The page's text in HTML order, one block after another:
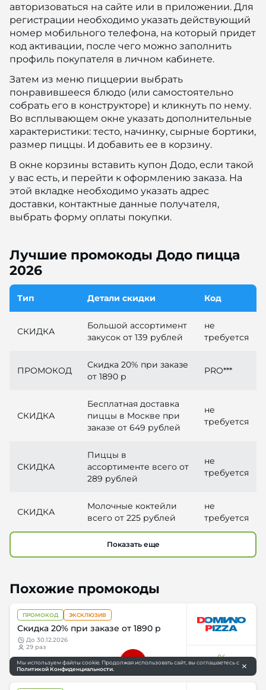
авторизоваться на сайте или в приложении. Для
регистрации необходимо указать действующий
номер мобильного телефона, на который придет
код активации, после чего можно заполнить
профиль покупателя в личном кабинете.
Затем из меню пиццерии выбрать
понравившееся блюдо (или самостоятельно
собрать его в конструкторе) и кликнуть по нему.
Во всплывающем окне указать дополнительные
характеристики: тесто, начинку, сырные бортики,
размер пиццы. И добавить ее в корзину.
В окне корзины вставить купон Додо, если такой
у вас есть, и перейти к оформлению заказа. На
этой вкладке необходимо указать адрес
доставки, контактные данные получателя,
выбрать форму оплаты покупки.
Лучшие промокоды Додо пицца
2026
Тип Детали скидки Код
СКИДКА
Большой ассортимент
закусок от 139 рублей
не
требуется
ПРОМОКОД
Скидка 20% при заказе
от 1890 р
PRO***
СКИДКА
Бесплатная доставка
пиццы в Москве при
заказе от 649 рублей
не
требуется
СКИДКА
Пиццы в
ассортименте всего от
289 рублей
не
требуется
СКИДКА
Молочные коктейли
всего от 225 рублей
не
требуется
Показать еще
Похожие промокоды
%
ПРОМОКОД ЭКСКЛЮЗИВ
Скидка 20% при заказе от 1890 р
до 30.12.2026
29 раз
Мы используем файлы cookie. Продолжая использовать сайт, вы соглашаетесь с
Политикой Конфиденциальности.